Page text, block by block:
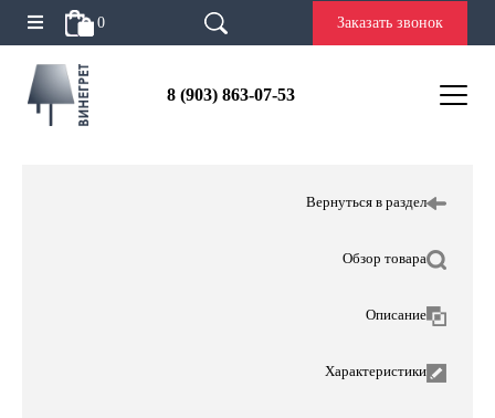
0 Заказать звонок
8 (903) 863-07-53
Вернуться в раздел
Обзор товара
Описание
Характеристики